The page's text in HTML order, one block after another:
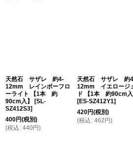
天然石 サザレ 約4-
12mm レインボーフロ
ーライト 【1本 約
90cm入】
[SL-
SZ412S3]
400円(税別)
(税込 : 440円)
天然石 サザレ 約
12mm イエロージ
ド 【1本 約90cm入
[ES-SZ412Y1]
420円(税別)
(税込 : 462 円)